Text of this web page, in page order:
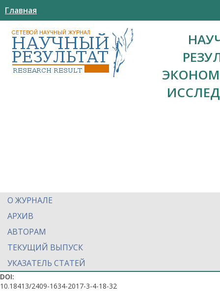
Главная
О ЖУРНАЛЕ
АРХИВ
АВТОРАМ
ТЕКУЩИЙ ВЫПУСК
УКАЗАТЕЛЬ СТАТЕЙ
DOI:
10.18413/2409-1634-2017-3-4-18-32